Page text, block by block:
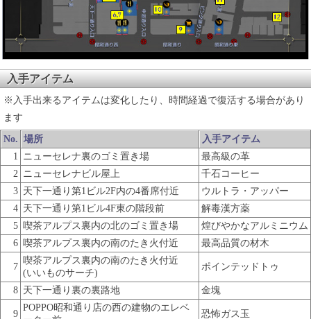
入手アイテム
※入手出来るアイテムは変化したり、時間経過で復活する場合があり
ます
No. 場所
入手アイテム
1
ニューセレナ裏のゴミ置き場
最高級の革
2
ニューセレナビル屋上
千石コーヒー
3 天下一通り第1ビル2F内の4番席付近
ウルトラ・アッパー
4 天下一通り第1ビル4F東の階段前
解毒漢方薬
5 喫茶アルプス裏内の北のゴミ置き場
煌びやかなアルミニウム
6 喫茶アルプス裏内の南のたき火付近 最高品質の材木
7
喫茶アルプス裏内の南のたき火付近
(いいものサーチ)
ポインテッドトゥ
8 天下一通り裏の裏路地 金塊
9
POPPO昭和通り店の西の建物のエレベ
恐怖ガス玉